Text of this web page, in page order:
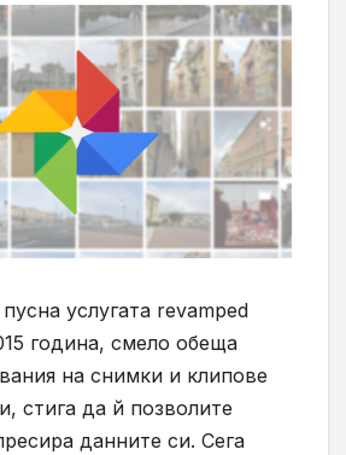
пусна услугата revamped
година, смело обеща
на снимки и клипове
стига да й позволите
данните си. Сега